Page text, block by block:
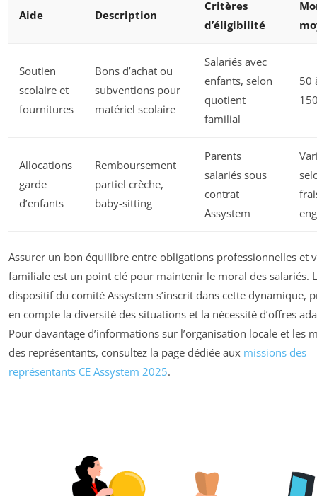
Aide Description
Critères
d’éligibilité
Soutien
scolaire et
fournitures
Bons d’achat ou
subventions pour
matériel scolaire
Salariés avec
enfants, selon
quotient
familial
50
Allocations
garde
d’enfants
Remboursement
partiel crèche,
baby-sitting
Parents
salariés sous
contrat
Assystem
Assurer un bon équilibre entre obligations professionnelles et
familiale est un point clé pour maintenir le moral des salariés.
dispositif du comité Assystem s’inscrit dans cette dynamique,
en compte la diversité des situations et la nécessité d’offres
Pour davantage d’informations sur l’organisation locale et les
des représentants, consultez la page dédiée aux missions des
représentants CE Assystem 2025.